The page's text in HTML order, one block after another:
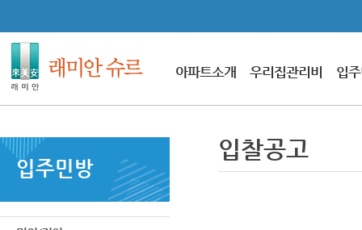
아파트소개 우리집관리비 입
입주민방
입찰공고